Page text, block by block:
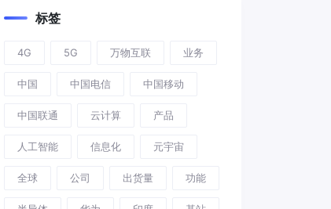
标签
4G 5G 万物互联 业务
中国 中国电信 中国移动
中国联通 云计算 产品
人工智能 信息化 元宇宙
全球 公司 出货量 功能